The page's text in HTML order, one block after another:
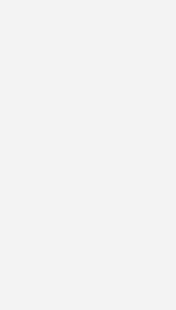
Produktebene
wichtiges
Spannungen
neue
In anderen